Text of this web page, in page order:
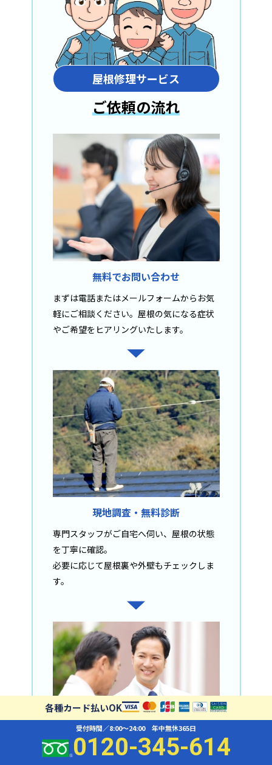
屋根修理サービス
ご依頼の流れ
無料でお問い合わせ
まずは電話またはメールフォームからお気
軽にご相談ください。屋根の気になる症状
やご希望をヒアリングいたします。
現地調査・無料診断
専門スタッフがご自宅へ伺い、屋根の状態
を丁寧に確認。
必要に応じて屋根裏や外壁もチェックしま
す。
各種カード払いOK
受付時間／8:00〜24:00 年中無休365日
0120-345-614